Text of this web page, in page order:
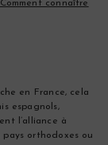
Comment connaître
en France, cela
espagnols,
l’alliance à
orthodoxes ou